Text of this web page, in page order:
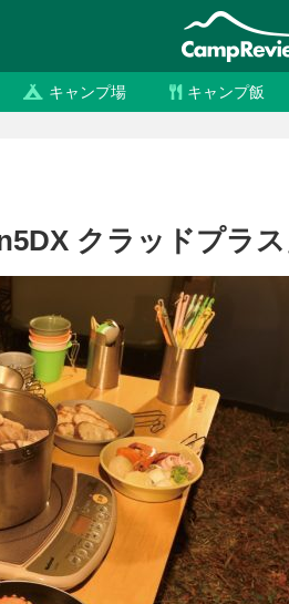
キャンプ場 キャンプ飯
クラッドプラス